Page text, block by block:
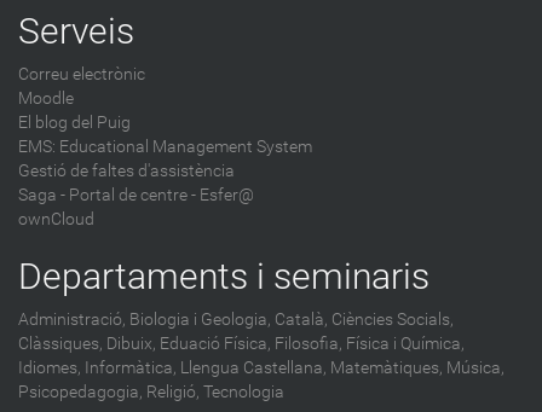
Serveis
Correu electrònic
Moodle
El blog del Puig
EMS: Educational Management System
Gestió de faltes d'assistència
Saga - Portal de centre - Esfer@
ownCloud
Departaments i seminaris
Administració, Biologia i Geologia, Català, Ciències Socials,
Clàssiques, Dibuix, Eduació Física, Filosofia, Física i Química,
Idiomes, Informàtica, Llengua Castellana, Matemàtiques, Música,
Psicopedagogia, Religió, Tecnologia